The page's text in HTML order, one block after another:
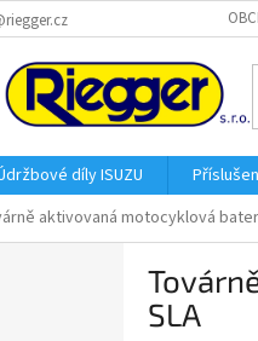
díly ISUZU
aktivovaná motocyklová
SLA